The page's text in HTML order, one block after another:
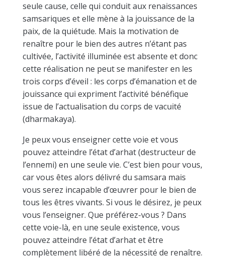
seule cause, celle qui conduit aux renaissances
samsariques et elle mène à la jouissance de la
paix, de la quiétude. Mais la motivation de
renaître pour le bien des autres n’étant pas
cultivée, l’activité illuminée est absente et donc
cette réalisation ne peut se manifester en les
trois corps d’éveil : les corps d’émanation et de
jouissance qui expriment l’activité bénéfique
issue de l’actualisation du corps de vacuité
(dharmakaya).
Je peux vous enseigner cette voie et vous
pouvez atteindre l’état d’arhat (destructeur de
l’ennemi) en une seule vie. C’est bien pour vous,
car vous êtes alors délivré du samsara mais
vous serez incapable d’œuvrer pour le bien de
tous les êtres vivants. Si vous le désirez, je peux
vous l’enseigner. Que préférez-vous ? Dans
cette voie-là, en une seule existence, vous
pouvez atteindre l’état d’arhat et être
complètement libéré de la nécessité de renaître.